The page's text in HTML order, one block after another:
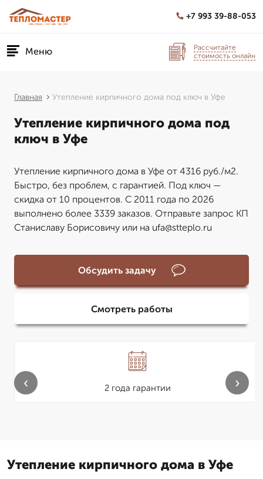
+7 993 39-88-053
Меню
Рассчитайте
стоимость онлайн
Главная Утепление кирпичного дома под ключ в Уфе
Утепление кирпичного дома под
ключ в Уфе
Утепление кирпичного дома в Уфе от 4316 руб./м2.
Быстро, без проблем, с гарантией. Под ключ —
скидка от 10 процентов. С 2011 года по 2026
выполнено более 3339 заказов. Отправьте запрос КП
Станиславу Борисовичу или на ufa@stteplo.ru
Обсудить задачу
Смотреть работы
2 года гарантии
‹ ›
Утепление кирпичного дома в Уфе